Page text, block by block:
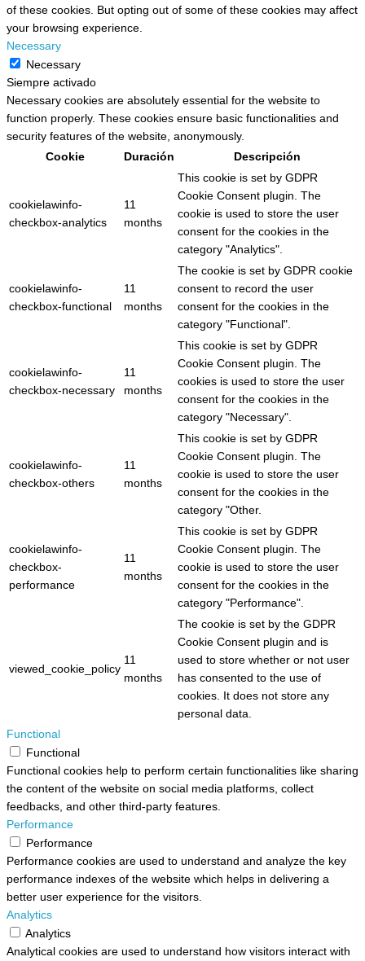
of these cookies. But opting out of some of these cookies may affect
your browsing experience.
Necessary
Necessary
Siempre activado
Necessary cookies are absolutely essential for the website to
function properly. These cookies ensure basic functionalities and
security features of the website, anonymously.
Cookie
Duración Descripción
cookielawinfo-
checkbox-analytics
11
months
This cookie is set by GDPR
Cookie Consent plugin. The
cookie is used to store the user
consent for the cookies in the
category "Analytics".
cookielawinfo-
checkbox-functional
11
months
The cookie is set by GDPR cookie
consent to record the user
consent for the cookies in the
category "Functional".
cookielawinfo-
checkbox-necessary
11
months
This cookie is set by GDPR
Cookie Consent plugin. The
cookies is used to store the user
consent for the cookies in the
category "Necessary".
cookielawinfo-
checkbox-others
11
months
This cookie is set by GDPR
Cookie Consent plugin. The
cookie is used to store the user
consent for the cookies in the
category "Other.
cookielawinfo-
checkbox-
performance
11
months
This cookie is set by GDPR
Cookie Consent plugin. The
cookie is used to store the user
consent for the cookies in the
category "Performance".
viewed_cookie_policy
11
months
The cookie is set by the GDPR
Cookie Consent plugin and is
used to store whether or not user
has consented to the use of
cookies. It does not store any
personal data.
Functional
Functional
Functional cookies help to perform certain functionalities like sharing
the content of the website on social media platforms, collect
feedbacks, and other third-party features.
Performance
Performance
Performance cookies are used to understand and analyze the key
performance indexes of the website which helps in delivering a
better user experience for the visitors.
Analytics
Analytics
Analytical cookies are used to understand how visitors interact with